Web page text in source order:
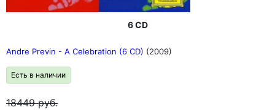
6 CD
Andre Previn - A Celebration (6 CD) (2009)
Есть в наличии
18449руб.